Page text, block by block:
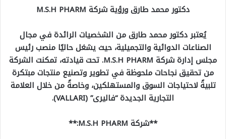
دكتور محمد طارق ورؤية شركة M.S.H PHARM
يُعتبر دكتور محمد طارق من الشخصيات الرائدة في مجال
الصناعات الدوائية والتجميلية، حيث يشغل حاليًا منصب رئيس
مجلس إدارة شركة M.S.H PHARM. تحت قيادته، تمكنت الشركة
من تحقيق نجاحات ملحوظة في تطوير وتصنيع منتجات مبتكرة
تلبيةً لاحتياجات السوق والمستهلكين، وخاصةً من خلال العلامة
التجارية الجديدة “فاليرى” (VALLARI).
**شركة M.S.H PHARM:**